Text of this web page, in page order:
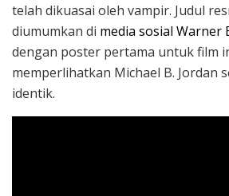
telah dikuasai oleh vampir. Judul
diumumkan di media sosial Warner
dengan poster pertama untuk film
memperlihatkan Michael B. Jordan
identik.